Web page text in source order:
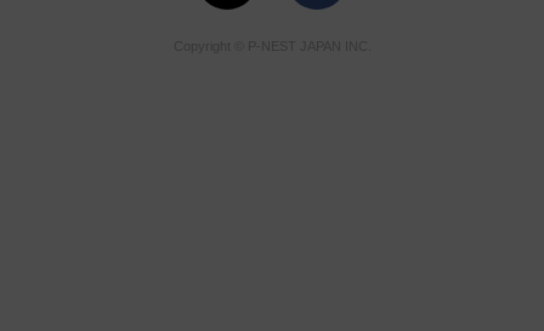
Copyright © P-NEST JAPAN INC.